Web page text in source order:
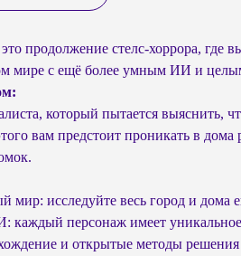
продолжение стелс-хоррора, где
мире с ещё более умным ИИ и
который пытается выяснить,
вам предстоит проникать в
мир: исследуйте весь город и дома
персонаж имеет уникальное
и открытые методы решения